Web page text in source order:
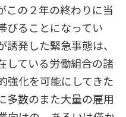
この２年の終わりに当
びることになってい
発した緊急事態は、
している労働組合の諸
強化を可能にしてきた
多数のまた大量の雇用